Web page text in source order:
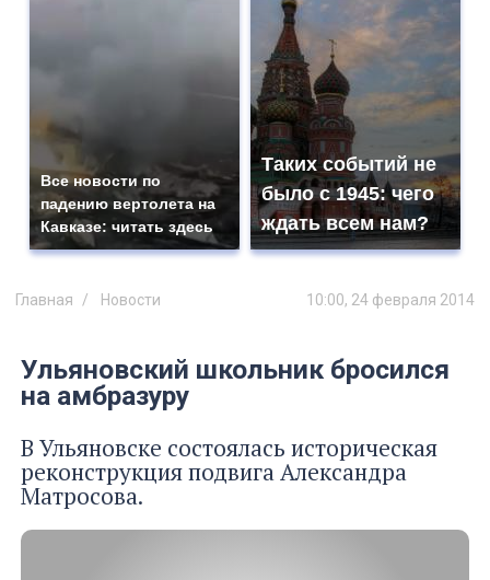
Все новости по
падению вертолета на
Кавказе: читать здесь
Таких событий не
было с 1945: чего
ждать всем нам?
Главная Новости 10:00, 24 февраля 2014
Ульяновский школьник бросился
на амбразуру
В Ульяновске состоялась историческая
реконструкция подвига Александра
Матросова.